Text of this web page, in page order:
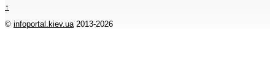
↑
© infoportal.kiev.ua2013-2026